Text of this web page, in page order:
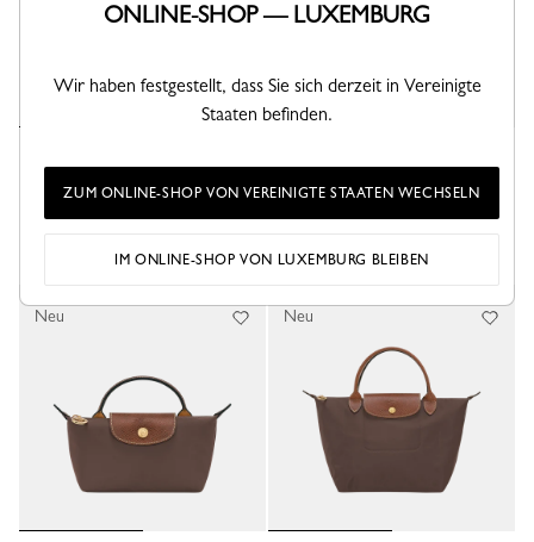
Neu Neu
ONLINE-SHOP — LUXEMBURG
Wir haben festgestellt, dass Sie sich derzeit in Vereinigte
Staaten befinden.
ZUM ONLINE-SHOP VON VEREINIGTE STAATEN WECHSELN
IM ONLINE-SHOP VON LUXEMBURG BLEIBEN